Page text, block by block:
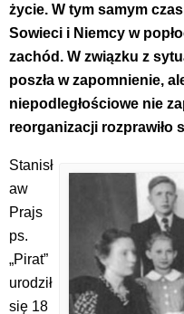
życie. W tym samym
Sowieci i Niemcy w
zachód. W związku z
poszła w zapomnienie,
niepodległościowe nie
reorganizacji rozprawiło
Stanisł
aw
Prajs
ps.
„Pirat”
urodził
się 18